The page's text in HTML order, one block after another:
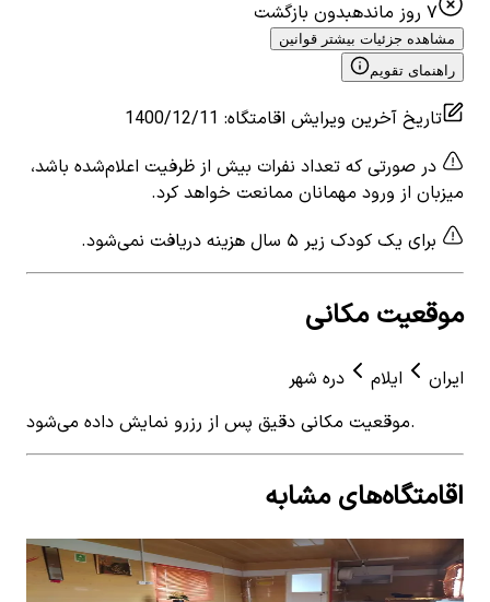
۷ روز مانده
بدون بازگشت
مشاهده جزئیات بیشتر قوانین
راهنمای تقویم
تاریخ آخرین ویرایش اقامتگاه:
1400/12/11
در صورتی که تعداد نفرات بیش از ظرفیت اعلام‌شده باشد،
میزبان از ورود مهمانان ممانعت خواهد کرد.
برای یک کودک زیر ۵ سال هزینه دریافت نمی‌شود.
موقعیت مکانی
ایران ایلام
دره شهر
موقعیت مکانی دقیق پس از رزرو نمایش داده می‌شود.
اقامتگاه‌های مشابه
View details for اجاره کانکس در دره شهر